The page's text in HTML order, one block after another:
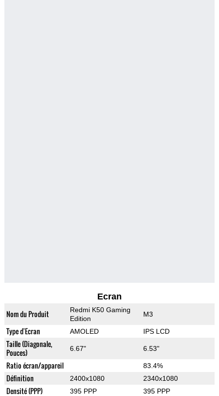
Ecran
Nom du Produit
Redmi K50 Gaming
Edition
M3
Type d'Ecran AMOLED IPS LCD
Taille (Diagonale,
Pouces)
6.67" 6.53"
Ratio écran/appareil 83.4%
Définition 2400x1080 2340x1080
Densité (PPP) 395 PPP 395 PPP